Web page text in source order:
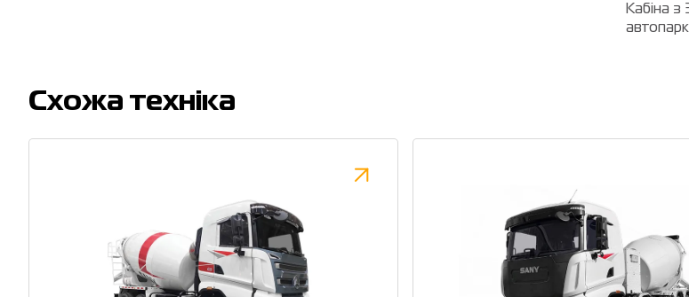
Кабіна
Cхожа техніка